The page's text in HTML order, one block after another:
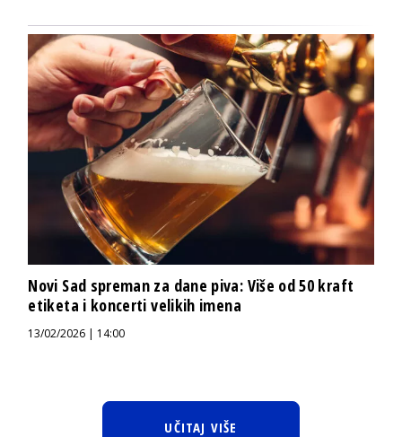
Novi Sad spreman za dane piva: Više od 50 kraft
etiketa i koncerti velikih imena
13/02/2026 | 14:00
UČITAJ VIŠE